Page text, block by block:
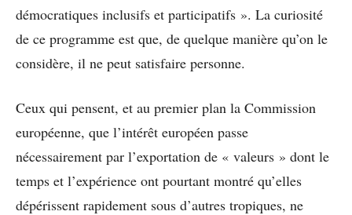
démocratiques inclusifs et participatifs ». La curiosité
de ce programme est que, de quelque manière qu’on le
considère, il ne peut satisfaire personne.
Ceux qui pensent, et au premier plan la Commission
européenne, que l’intérêt européen passe
nécessairement par l’exportation de « valeurs » dont le
temps et l’expérience ont pourtant montré qu’elles
dépérissent rapidement sous d’autres tropiques, ne